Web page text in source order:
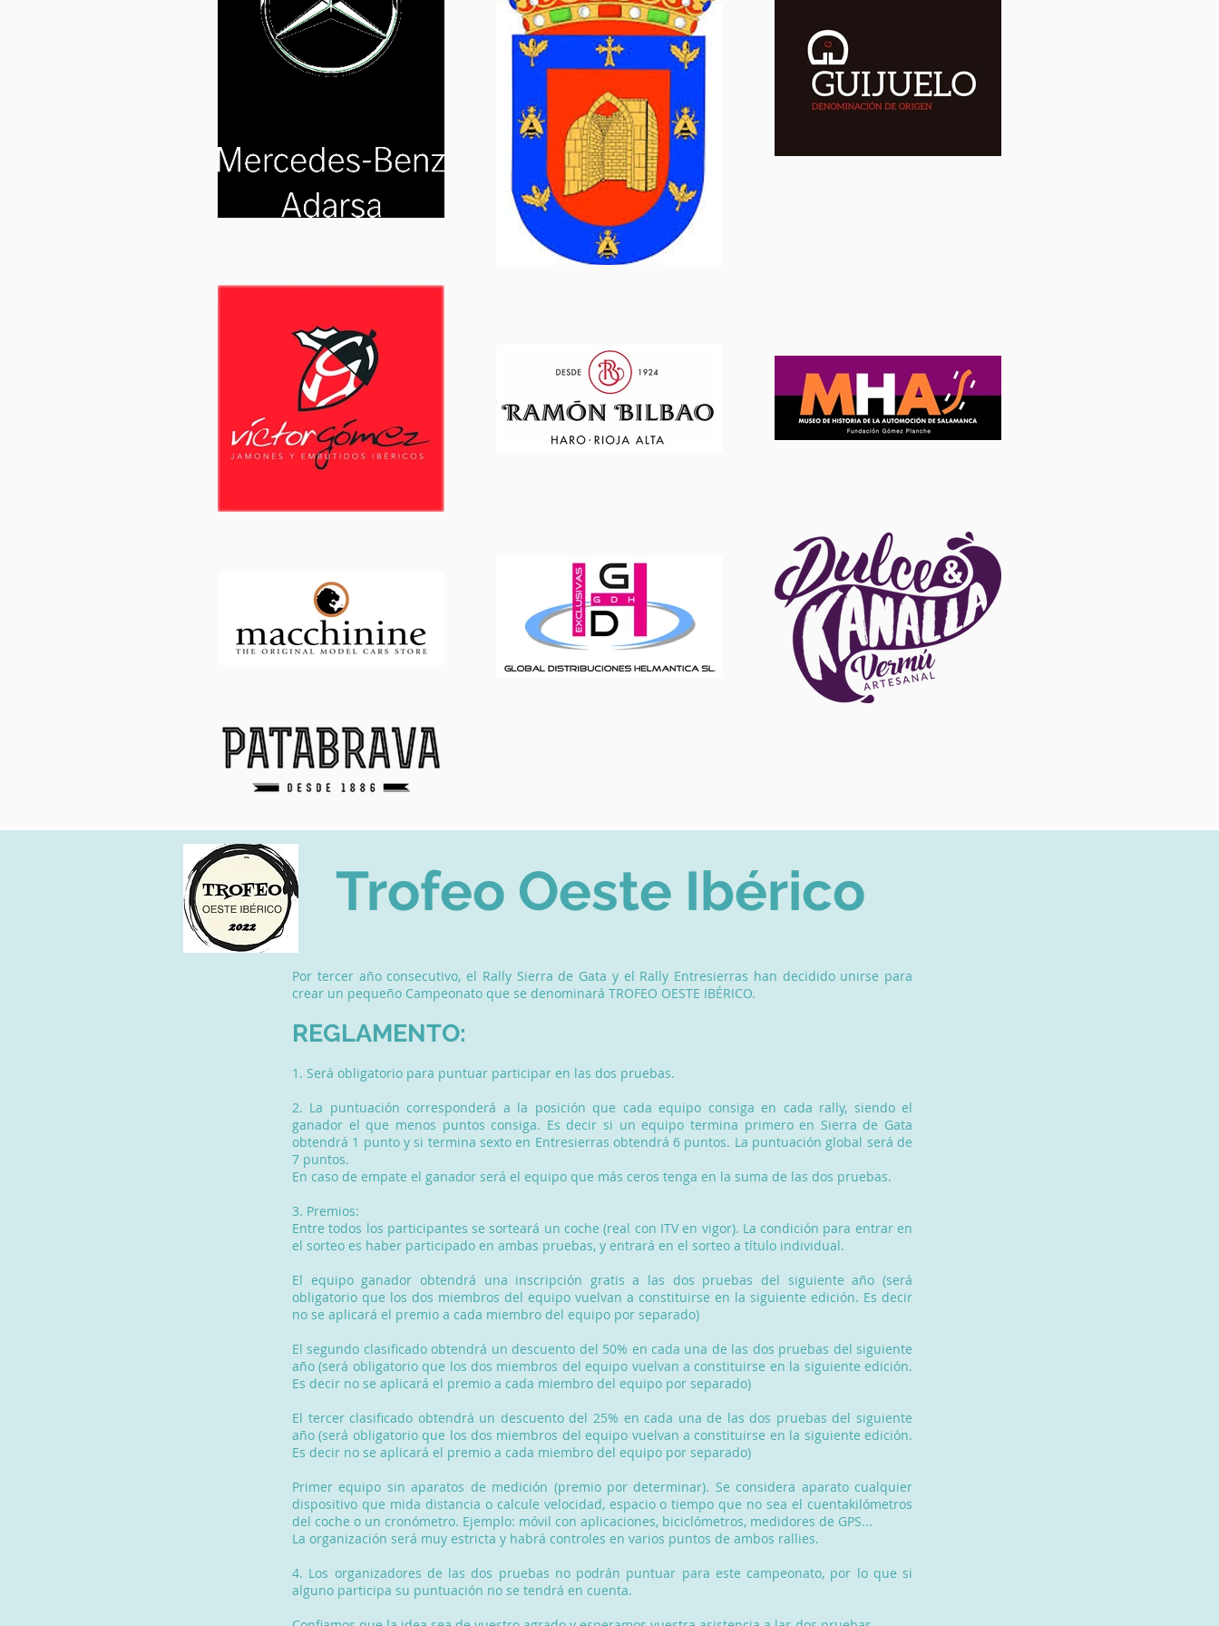
Trofeo Oeste Ibérico
Por tercer año consecutivo, el Rally Sierra de Gata y el Rally Entresierras han decidido unirse para
crear un pequeño Campeonato que se denominará TROFEO OESTE IBÉRICO.
REGLAMENTO:
1. Será obligatorio para puntuar participar en las dos pruebas.
2. La puntuación corresponderá a la posición que cada equipo consiga en cada rally, siendo el
ganador el que menos puntos consiga. Es decir si un equipo termina primero en Sierra de Gata
obtendrá 1 punto y si termina sexto en Entresierras obtendrá 6 puntos. La puntuación global será de
7 puntos.
En caso de empate el ganador será el equipo que más ceros tenga en la suma de las dos pruebas.
3. Premios:
Entre todos los participantes se sorteará un coche (real con ITV en vigor). La condición para entrar en
el sorteo es haber participado en ambas pruebas, y entrará en el sorteo a título individual.
El equipo ganador obtendrá una inscripción gratis a las dos pruebas del siguiente año (será
obligatorio que los dos miembros del equipo vuelvan a constituirse en la siguiente edición. Es decir
no se aplicará el premio a cada miembro del equipo por separado)
El segundo clasificado obtendrá un descuento del 50% en cada una de las dos pruebas del siguiente
año (será obligatorio que los dos miembros del equipo vuelvan a constituirse en la siguiente edición.
Es decir no se aplicará el premio a cada miembro del equipo por separado)
El tercer clasificado obtendrá un descuento del 25% en cada una de las dos pruebas del siguiente
año (será obligatorio que los dos miembros del equipo vuelvan a constituirse en la siguiente edición.
Es decir no se aplicará el premio a cada miembro del equipo por separado)
Primer equipo sin aparatos de medición (premio por determinar). Se considera aparato cualquier
dispositivo que mida distancia o calcule velocidad, espacio o tiempo que no sea el cuentakilómetros
del coche o un cronómetro. Ejemplo: móvil con aplicaciones, biciclómetros, medidores de GPS...
La organización será muy estricta y habrá controles en varios puntos de ambos rallies.
4. Los organizadores de las dos pruebas no podrán puntuar para este campeonato, por lo que si
alguno participa su puntuación no se tendrá en cuenta.